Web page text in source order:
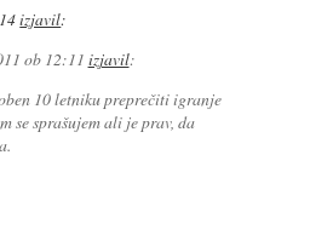
izjavil:
ob 12:11 izjavil:
10 letniku preprečiti igranje
se sprašujem ali je prav, da